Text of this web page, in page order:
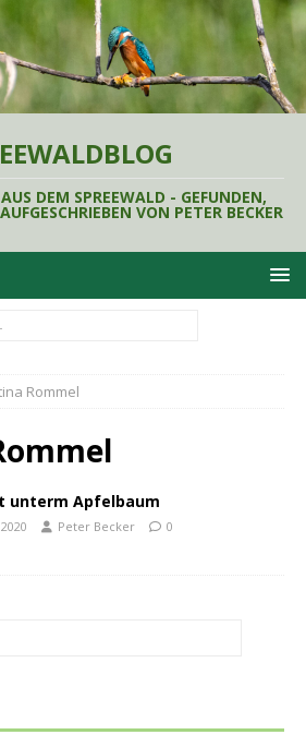
DEM SPREEWALD - GEFUNDEN,
VON PETER BECKER
Rommel
Apfelbaum
Peter Becker 0